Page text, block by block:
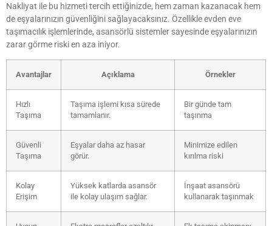
Nakliyat ile bu hizmeti tercih ettiğinizde, hem zaman kazanacak hem
de eşyalarınızın güvenliğini sağlayacaksınız. Özellikle evden eve
taşımacılık işlemlerinde, asansörlü sistemler sayesinde eşyalarınızın
zarar görme riski en aza iniyor.
Avantajlar Açıklama Örnekler
Hızlı
Taşıma
Taşıma işlemi kısa sürede
tamamlanır.
Bir günde tam
taşınma
Güvenli
Taşıma
Eşyalar daha az hasar
görür.
Minimize edilen
kırılma riski
Kolay
Erişim
Yüksek katlarda asansör
ile kolay ulaşım sağlar.
İnşaat asansörü
kullanarak taşınmak